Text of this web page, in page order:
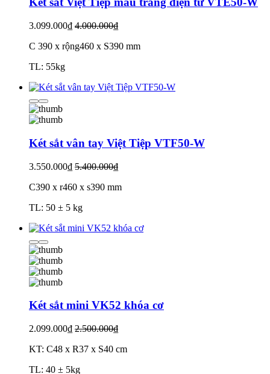
3.099.000₫ 4.000.000₫
C 390 x rộng460 x S390 mm
TL: 55kg
Két sắt vân tay Việt Tiệp VTF50-W
3.550.000₫ 5.400.000₫
C390 x r460 x s390 mm
TL: 50 ± 5 kg
Két sắt mini VK52 khóa cơ
2.099.000₫ 2.500.000₫
KT: C48 x R37 x S40 cm
TL: 40 ± 5kg